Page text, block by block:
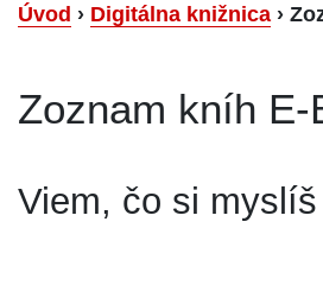
Úvod › Digitálna knižnica ›
Zoznam kníh E-
Viem, čo si myslíš